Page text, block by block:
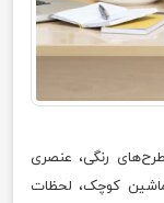
رنگی، عنصری
کوچک، لحظات